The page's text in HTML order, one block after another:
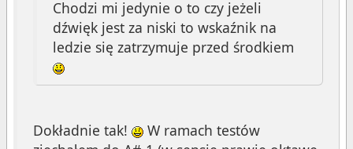
Chodzi mi jedynie o to czy jeżeli
dźwięk jest za niski to wskaźnik na
ledzie się zatrzymuje przed środkiem
Dokładnie tak!
W ramach testów